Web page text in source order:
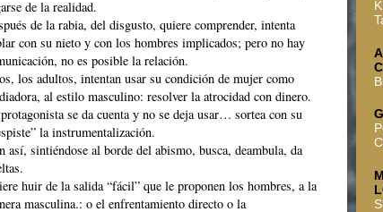
de la realidad.
de la rabia, del disgusto, quiere comprender, intenta
con su nieto y con los hombres implicados; pero no hay
no es posible la relación.
los adultos, intentan usar su condición de mujer como
al estilo masculino: resolver la atrocidad con dinero.
se da cuenta y no se deja usar… sortea con su
la instrumentalización.
así, sintiéndose al borde del abismo, busca, deambula, da
huir de la salida “fácil” que le proponen los hombres, a la
masculina.: o el enfrentamiento directo o la